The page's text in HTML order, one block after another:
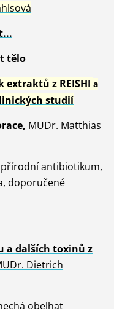
tělo
extraktů z REISHI a
studií
MUDr. Matthias
antibiotikum,
doporučené
dalších toxinů z
Dietrich
obelhat